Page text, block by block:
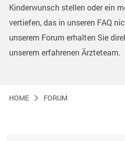
Kinderwunsch stellen oder ein
vertiefen, das in unseren FAQ
unserem Forum erhalten Sie
unserem erfahrenen Ärzteteam.
HOME FORUM